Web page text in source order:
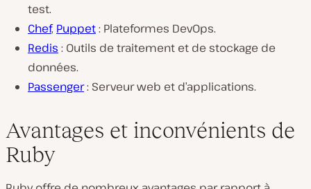
test.
Chef, Puppet: Plateformes DevOps.
Redis : Outils de traitement et de stockage de
données.
Passenger: Serveur web et d’applications.
Avantages et inconvénients de
Ruby